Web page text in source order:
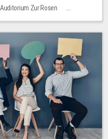
Zur Rosen